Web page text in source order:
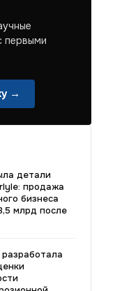
первыми
→
детали
продажа
бизнеса
млрд после